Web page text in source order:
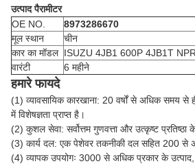
उत्पाद पैरामीटर
OE NO.
8973286670
मूल स्थान
चीन
कार का मॉडल ISUZU 4JB1 600P 4JB1T
वारंटी
6 महीने
हमारे फायदे
(1) व्यावसायिक कारखाना: 20 वर्षों से अधिक समय से
में विशेषज्ञता प्राप्त है।
(2) कुशल सेवा: सर्वोत्तम गुणवत्ता और उत्कृष्ट प्रतिष्ठा
(3) कार्य दल: एक पेशेवर तकनीकी दल सहित 200 से
(4) व्यापक उपयोगः 3000 से अधिक प्रकार के उत्पाद,